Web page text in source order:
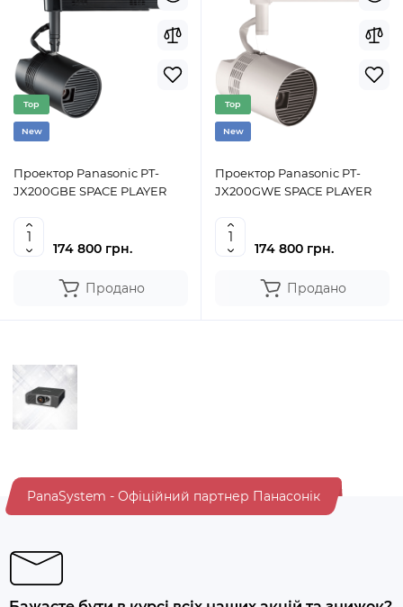
Top
New
Проектор Panasonic PT-
JX200GBE SPACE PLAYER
174 800 грн.
Продано
Top
New
Проектор Panasonic PT-
JX200GWE SPACE PLAYER
174 800 грн.
Продано
PanaSystem - Офіційний партнер Панасонік